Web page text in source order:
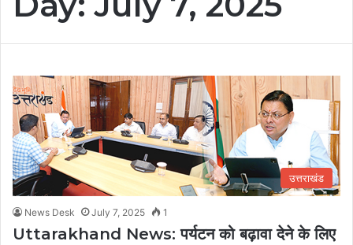
उत्तराखंड
News Desk July 7, 2025 1
Uttarakhand News: पर्यटन को बढ़ावा देने के लिए